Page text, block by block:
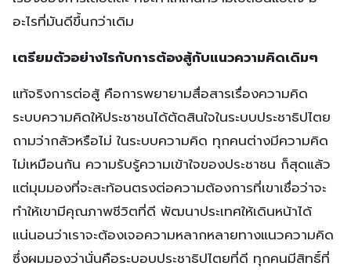
อะไรที่มันดีขึ้นกว่าเดิม
เตรียมตัวอย่างไรกับการต้องสู้กับแนวความคิดเดิมๆ
แท้จริงการต่อสู้ คือการพยายามสื่อสารเรื่องความคิด
ระบบความคิดให้ประชาชนได้ตัดสินใจในระบบประชาธิปไตย
ถามว่ากลัวหรือไม่ ในระบบความคิด ทุกคนต่างมีความคิด
ไม่เหมือนกัน ความรับรู้ความเข้าใจของประชาชน ก็สุดแล้ว
แต่มุมมองที่จะสะท้อนตรงต่อความต้องการที่เขาเชื่อว่าจะ
ทำให้เขามีคุณภาพชีวิตที่ดี พัฒนาประเทศให้เดินหน้าได้
แน่นอนว่าเราจะต้องเจอความหลากหลายทางแนวความคิด
ซึ่งผมมองว่านั่นคือระบอบประชาธิปไตยที่ดี ทุกคนมีสิทธิ์ที่